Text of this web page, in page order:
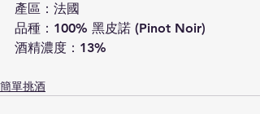
產區：法國
品種：100% 黑皮諾 (Pinot Noir)
酒精濃度：13%
簡單挑酒